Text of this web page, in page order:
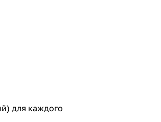
для каждого